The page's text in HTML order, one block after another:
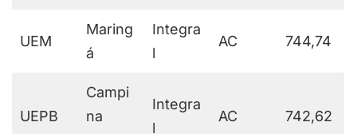
UEM
Maring
á
Integra
l
AC 744,74
UEPB
Campi
na
Integra
l
AC 742,62